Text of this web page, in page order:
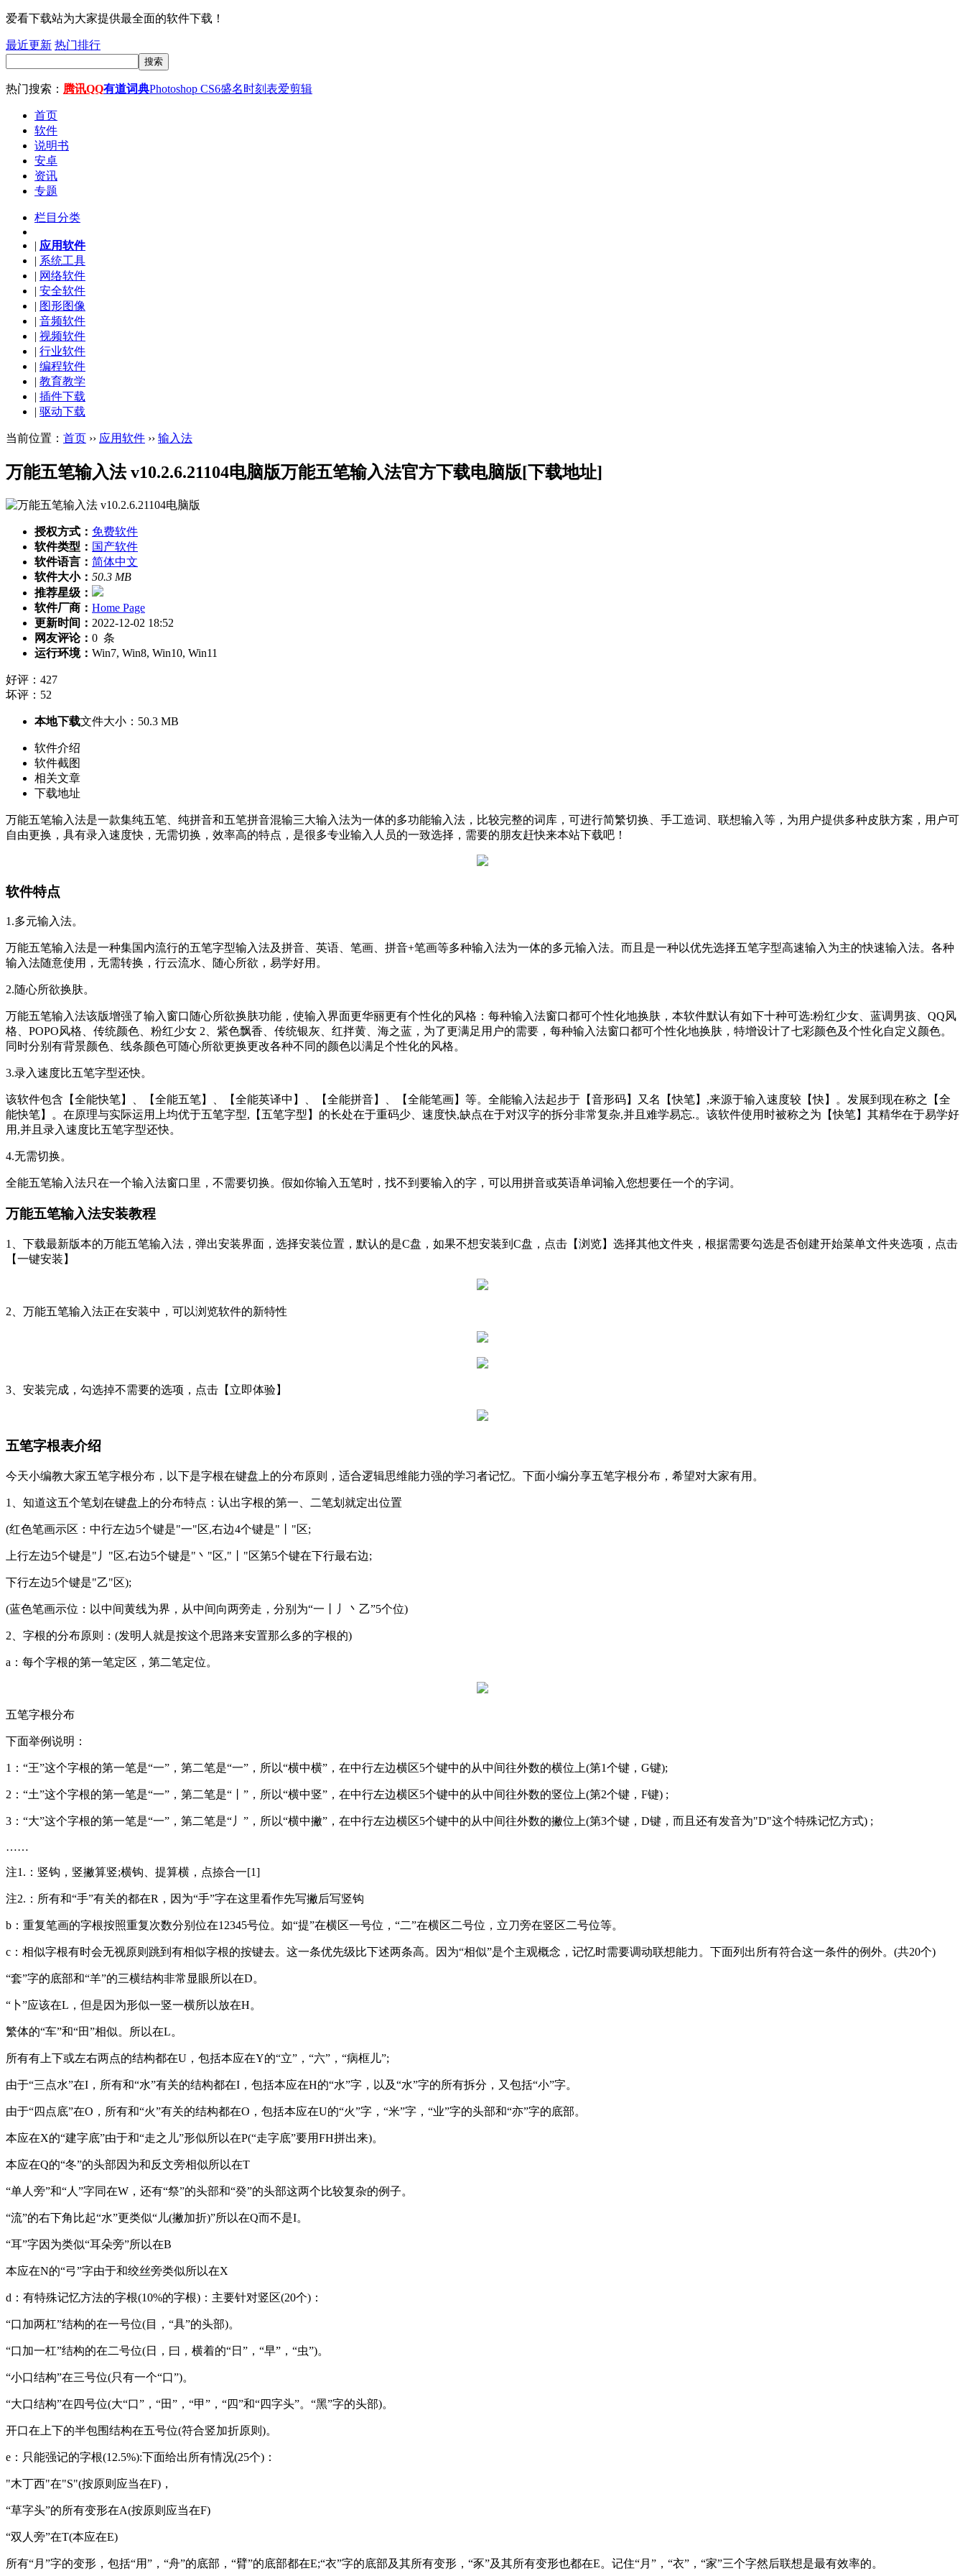
爱看下载站为大家提供最全面的软件下载！
最近更新 热门排行
搜索
热门搜索： 腾讯QQ有道词典Photoshop CS6盛名时刻表爱剪辑
首页
软件
说明书
安卓
资讯
专题
栏目分类
| 应用软件
| 系统工具
| 网络软件
| 安全软件
| 图形图像
| 音频软件
| 视频软件
| 行业软件
| 编程软件
| 教育教学
| 插件下载
| 驱动下载
当前位置： 首页 ›› 应用软件 ›› 输入法
万能五笔输入法 v10.2.6.21104电脑版万能五笔输入法官方下载电脑版[下载地址]
授权方式： 免费软件
软件类型： 国产软件
软件语言： 简体中文
软件大小： 50.3 MB
推荐星级：
软件厂商： Home Page
更新时间： 2022-12-02 18:52
网友评论： 0 条
运行环境： Win7, Win8, Win10, Win11
好评：427
坏评：52
本地下载文件大小：50.3 MB
软件介绍
软件截图
相关文章
下载地址
万能五笔输入法是一款集纯五笔、纯拼音和五笔拼音混输三大输入法为一体的多功能输入法，比较完整的词库，可进行简繁切换、手工造词、联想输入等，为用户提供多种皮肤方案，用户可
自由更换，具有录入速度快，无需切换，效率高的特点，是很多专业输入人员的一致选择，需要的朋友赶快来本站下载吧！
软件特点
1.多元输入法。
万能五笔输入法是一种集国内流行的五笔字型输入法及拼音、英语、笔画、拼音+笔画等多种输入法为一体的多元输入法。而且是一种以优先选择五笔字型高速输入为主的快速输入法。各种
输入法随意使用，无需转换，行云流水、随心所欲，易学好用。
2.随心所欲换肤。
万能五笔输入法该版增强了输入窗口随心所欲换肤功能，使输入界面更华丽更有个性化的风格：每种输入法窗口都可个性化地换肤，本软件默认有如下十种可选:粉红少女、蓝调男孩、QQ风
格、POPO风格、传统颜色、粉红少女 2、紫色飘香、传统银灰、红拌黄、海之蓝，为了更满足用户的需要，每种输入法窗口都可个性化地换肤，特增设计了七彩颜色及个性化自定义颜色。
同时分别有背景颜色、线条颜色可随心所欲更换更改各种不同的颜色以满足个性化的风格。
3.录入速度比五笔字型还快。
该软件包含【全能快笔】、【全能五笔】、【全能英译中】、【全能拼音】、【全能笔画】等。全能输入法起步于【音形码】又名【快笔】,来源于输入速度较【快】。发展到现在称之【全
能快笔】。在原理与实际运用上均优于五笔字型,【五笔字型】的长处在于重码少、速度快,缺点在于对汉字的拆分非常复杂,并且难学易忘.。该软件使用时被称之为【快笔】其精华在于易学好
用,并且录入速度比五笔字型还快。
4.无需切换。
全能五笔输入法只在一个输入法窗口里，不需要切换。假如你输入五笔时，找不到要输入的字，可以用拼音或英语单词输入您想要任一个的字词。
万能五笔输入法安装教程
1、下载最新版本的万能五笔输入法，弹出安装界面，选择安装位置，默认的是C盘，如果不想安装到C盘，点击【浏览】选择其他文件夹，根据需要勾选是否创建开始菜单文件夹选项，点击
【一键安装】
2、万能五笔输入法正在安装中，可以浏览软件的新特性
3、安装完成，勾选掉不需要的选项，点击【立即体验】
五笔字根表介绍
今天小编教大家五笔字根分布，以下是字根在键盘上的分布原则，适合逻辑思维能力强的学习者记忆。下面小编分享五笔字根分布，希望对大家有用。
1、知道这五个笔划在键盘上的分布特点：认出字根的第一、二笔划就定出位置
(红色笔画示区：中行左边5个键是"一"区,右边4个键是"丨"区;
上行左边5个键是"丿"区,右边5个键是"丶"区,"丨"区第5个键在下行最右边;
下行左边5个键是"乙"区);
(蓝色笔画示位：以中间黄线为界，从中间向两旁走，分别为“一丨丿丶乙”5个位)
2、字根的分布原则：(发明人就是按这个思路来安置那么多的字根的)
a：每个字根的第一笔定区，第二笔定位。
五笔字根分布
下面举例说明：
1：“王”这个字根的第一笔是“一”，第二笔是“一”，所以“横中横”，在中行左边横区5个键中的从中间往外数的横位上(第1个键，G键);
2：“土”这个字根的第一笔是“一”，第二笔是“丨”，所以“横中竖”，在中行左边横区5个键中的从中间往外数的竖位上(第2个键，F键) ;
3：“大”这个字根的第一笔是“一”，第二笔是“丿”，所以“横中撇”，在中行左边横区5个键中的从中间往外数的撇位上(第3个键，D键，而且还有发音为"D"这个特殊记忆方式) ;
……
注1.：竖钩，竖撇算竖;横钩、提算横，点捺合一[1]
注2.：所有和“手”有关的都在R，因为“手”字在这里看作先写撇后写竖钩
b：重复笔画的字根按照重复次数分别位在12345号位。如“提”在横区一号位，“二”在横区二号位，立刀旁在竖区二号位等。
c：相似字根有时会无视原则跳到有相似字根的按键去。这一条优先级比下述两条高。因为“相似”是个主观概念，记忆时需要调动联想能力。下面列出所有符合这一条件的例外。(共20个)
“套”字的底部和“羊”的三横结构非常显眼所以在D。
“卜”应该在L，但是因为形似一竖一横所以放在H。
繁体的“车”和“田”相似。所以在L。
所有有上下或左右两点的结构都在U，包括本应在Y的“立”，“六”，“病框儿”;
由于“三点水”在I，所有和“水”有关的结构都在I，包括本应在H的“水”字，以及“水”字的所有拆分，又包括“小”字。
由于“四点底”在O，所有和“火”有关的结构都在O，包括本应在U的“火”字，“米”字，“业”字的头部和“亦”字的底部。
本应在X的“建字底”由于和“走之儿”形似所以在P(“走字底”要用FH拼出来)。
本应在Q的“冬”的头部因为和反文旁相似所以在T
“单人旁”和“人”字同在W，还有“祭”的头部和“癸”的头部这两个比较复杂的例子。
“流”的右下角比起“水”更类似“儿(撇加折)”所以在Q而不是I。
“耳”字因为类似“耳朵旁”所以在B
本应在N的“弓”字由于和绞丝旁类似所以在X
d：有特殊记忆方法的字根(10%的字根)：主要针对竖区(20个)：
“口加两杠”结构的在一号位(目，“具”的头部)。
“口加一杠”结构的在二号位(日，曰，横着的“日”，“早”，“虫”)。
“小口结构”在三号位(只有一个“口”)。
“大口结构”在四号位(大“口”，“田”，“甲”，“四”和“四字头”。“黑”字的头部)。
开口在上下的半包围结构在五号位(符合竖加折原则)。
e：只能强记的字根(12.5%):下面给出所有情况(25个)：
"木丁西"在"S"(按原则应当在F)，
“草字头”的所有变形在A(按原则应当在F)
“双人旁”在T(本应在E)
所有“月”字的变形，包括“用”，“舟”的底部，“臂”的底部都在E;“衣”字的底部及其所有变形，“豕”及其所有变形也都在E。记住“月”，“衣”，“家”三个字然后联想是最有效率的。